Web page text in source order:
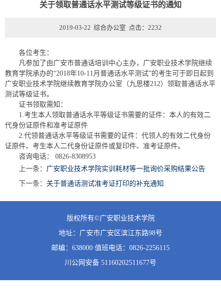
关于领取普通话水平测试等级证书的通知
2019-03-22 综合办公室 点击： 2232
各位考生：
凡参加了由广安市普通话培训中心主办，广安职业技术学院继续
教育学院承办的“2018年10-11月普通话水平测试”的考生可于即日起到
广安职业技术学院继续教育学院办公室（九思楼212）领取普通话水平
测试等级证书。
证书领取需知：
1.考生本人领取普通话水平等级证书需要的证件：本人的有效二
代身份证原件和准考证原件
2.代领普通话水平等级证书需要的证件：代领人的有效二代身份
证原件、考生本人二代身份证原件或复印件、准考证原件。
咨询电话： 0826-8308953
上一条： 广安职业技术学院实训耗材等一批询价采购结果公告
下一条： 关于普通话测试准考证打印的补充通知
版权所有©广安职业技术学院
地址：广安市广安区滨江东路98号
邮编：638000 值班电话：0826-2256115
川公网安备 51160202511677号